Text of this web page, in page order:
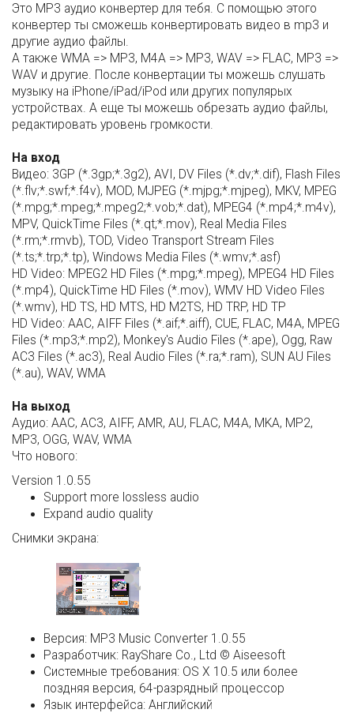
Это MP3 аудио конвертер для тебя. С помощью этого
конвертер ты сможешь конвертировать видео в mp3 и
другие аудио файлы.
А также WMA => MP3, M4A => MP3, WAV => FLAC, MP3 =>
WAV и другие. После конвертации ты можешь слушать
музыку на iPhone/iPad/iPod или других популярых
устройствах. А еще ты можешь обрезать аудио файлы,
редактировать уровень громкости.
На вход
Видео: 3GP (*.3gp;*.3g2), AVI, DV Files (*.dv;*.dif), Flash Files
(*.flv;*.swf;*.f4v), MOD, MJPEG (*.mjpg;*.mjpeg), MKV, MPEG
(*.mpg;*.mpeg;*.mpeg2;*.vob;*.dat), MPEG4 (*.mp4;*.m4v),
MPV, QuickTime Files (*.qt;*.mov), Real Media Files
(*.rm;*.rmvb), TOD, Video Transport Stream Files
(*.ts;*.trp;*.tp), Windows Media Files (*.wmv;*.asf)
HD Video: MPEG2 HD Files (*.mpg;*.mpeg), MPEG4 HD Files
(*.mp4), QuickTime HD Files (*.mov), WMV HD Video Files
(*.wmv), HD TS, HD MTS, HD M2TS, HD TRP, HD TP
HD Video: AAC, AIFF Files (*.aif;*.aiff), CUE, FLAC, M4A, MPEG
Files (*.mp3;*.mp2), Monkey's Audio Files (*.ape), Ogg, Raw
AC3 Files (*.ac3), Real Audio Files (*.ra;*.ram), SUN AU Files
(*.au), WAV, WMA
На выход
Аудио: AAC, AC3, AIFF, AMR, AU, FLAC, M4A, MKA, MP2,
MP3, OGG, WAV, WMA
Что нового:
Version 1.0.55
Support more lossless audio
Expand audio quality
Снимки экрана:
Версия: MP3 Music Converter 1.0.55
Разработчик: RayShare Co., Ltd © Aiseesoft
Системные требования: OS X 10.5 или более
поздняя версия, 64-разрядный процессор
Язык интерфейса: Английский